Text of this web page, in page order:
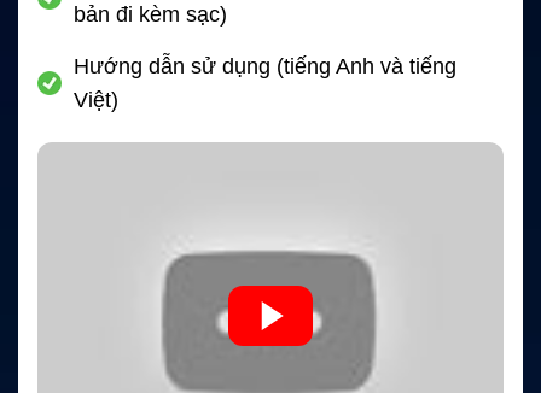
bản đi kèm sạc)
Hướng dẫn sử dụng (tiếng Anh và tiếng
Việt)